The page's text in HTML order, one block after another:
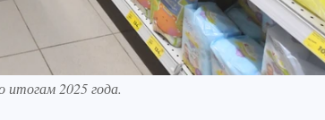
итогам 2025 года.